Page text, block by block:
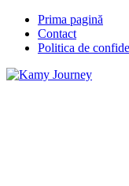
Prima pagină
Contact
Politica de